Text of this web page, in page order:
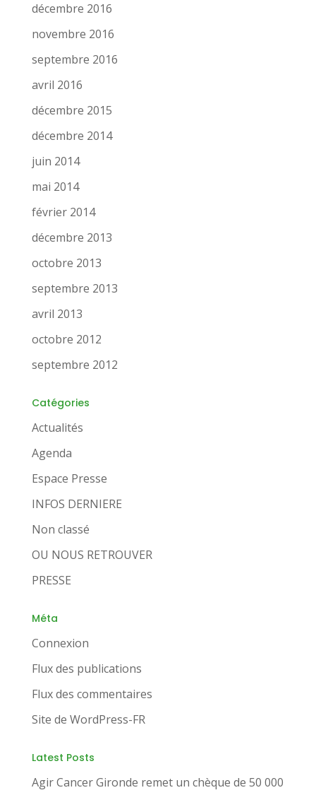
décembre 2016
novembre 2016
septembre 2016
avril 2016
décembre 2015
décembre 2014
juin 2014
mai 2014
février 2014
décembre 2013
octobre 2013
septembre 2013
avril 2013
octobre 2012
septembre 2012
Catégories
Actualités
Agenda
Espace Presse
INFOS DERNIERE
Non classé
OU NOUS RETROUVER
PRESSE
Méta
Connexion
Flux des publications
Flux des commentaires
Site de WordPress-FR
Latest Posts
Agir Cancer Gironde remet un chèque de 50 000